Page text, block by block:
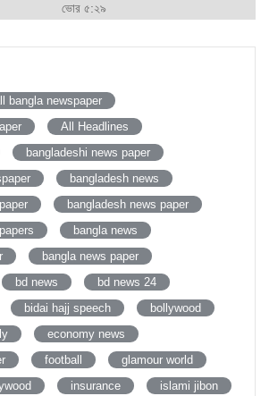
ভোর ৫:২৯
bangla newspaper
All Headlines
bangladeshi news paper
bangladesh news
bangladesh news paper
bangla news
bangla news paper
bd news
bd news 24
bidai hajj speech
bollywood
economy news
football
glamour world
insurance
islami jibon